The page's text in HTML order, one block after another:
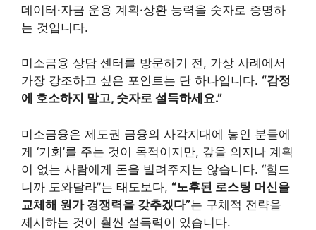
데이터·자금 운용 계획·상환 능력을 숫자로 증명하
는 것입니다.
미소금융 상담 센터를 방문하기 전, 가상 사례에서
가장 강조하고 싶은 포인트는 단 하나입니다. “감정
에 호소하지 말고, 숫자로 설득하세요.”
미소금융은 제도권 금융의 사각지대에 놓인 분들에
게 ‘기회’를 주는 것이 목적이지만, 갚을 의지나 계획
이 없는 사람에게 돈을 빌려주지는 않습니다. “힘드
니까 도와달라”는 태도보다, “노후된 로스팅 머신을
교체해 원가 경쟁력을 갖추겠다”는 구체적 전략을
제시하는 것이 훨씬 설득력이 있습니다.